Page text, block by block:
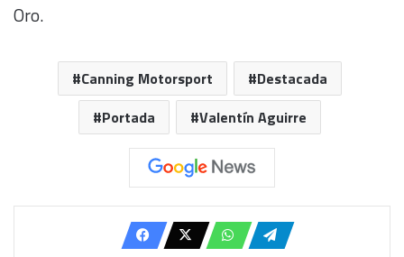
Oro.
Canning Motorsport
Destacada
Portada
Valentín Aguirre